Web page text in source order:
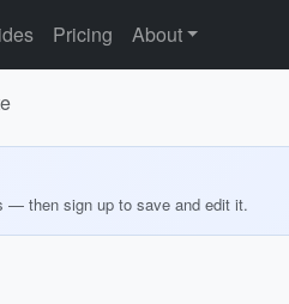
Pricing About
— then sign up to save and edit it.